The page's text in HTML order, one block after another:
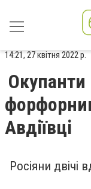
14:21, 27 квітня 2022 р.
Авдіївці
Росіяни